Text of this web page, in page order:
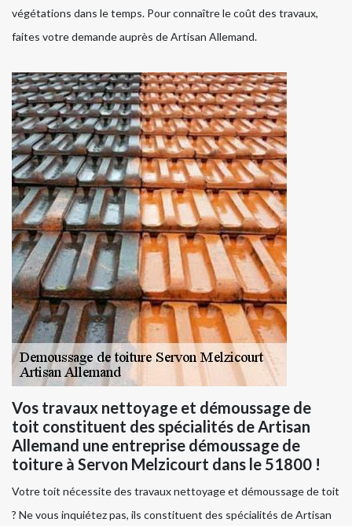
végétations dans le temps. Pour connaître le coût des travaux,
faites votre demande auprès de Artisan Allemand.
Vos travaux nettoyage et démoussage de
toit constituent des spécialités de Artisan
Allemand une entreprise démoussage de
toiture à Servon Melzicourt dans le 51800 !
Votre toit nécessite des travaux nettoyage et démoussage de toit
? Ne vous inquiétez pas, ils constituent des spécialités de Artisan